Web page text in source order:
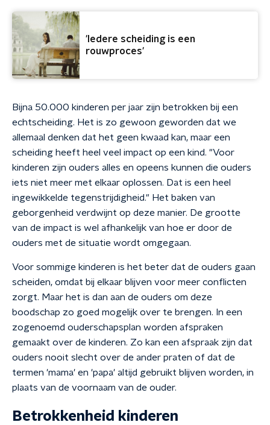
'Iedere scheiding is een
rouwproces'
Bijna 50.000 kinderen per jaar zijn betrokken bij een
echtscheiding. Het is zo gewoon geworden dat we
allemaal denken dat het geen kwaad kan, maar een
scheiding heeft heel veel impact op een kind. "Voor
kinderen zijn ouders alles en opeens kunnen die ouders
iets niet meer met elkaar oplossen. Dat is een heel
ingewikkelde tegenstrijdigheid." Het baken van
geborgenheid verdwijnt op deze manier. De grootte
van de impact is wel afhankelijk van hoe er door de
ouders met de situatie wordt omgegaan.
Voor sommige kinderen is het beter dat de ouders gaan
scheiden, omdat bij elkaar blijven voor meer conflicten
zorgt. Maar het is dan aan de ouders om deze
boodschap zo goed mogelijk over te brengen. In een
zogenoemd ouderschapsplan worden afspraken
gemaakt over de kinderen. Zo kan een afspraak zijn dat
ouders nooit slecht over de ander praten of dat de
termen 'mama' en 'papa' altijd gebruikt blijven worden, in
plaats van de voornaam van de ouder.
Betrokkenheid kinderen